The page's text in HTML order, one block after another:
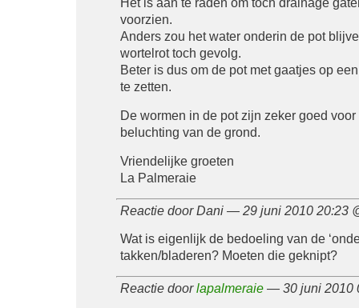
Het is aan te raden om toch drainage
voorzien.
Anders zou het water onderin de pot
wortelrot toch gevolg.
Beter is dus om de pot met gaatjes op
te zetten.
De wormen in de pot zijn zeker goed voor
beluchting van de grond.
Vriendelijke groeten
La Palmeraie
Reactie door Dani — 29 juni 2010 20:23
Wat is eigenlijk de bedoeling van de
takken/bladeren? Moeten die geknipt?
Reactie doorlapalmeraie— 30 juni 2010